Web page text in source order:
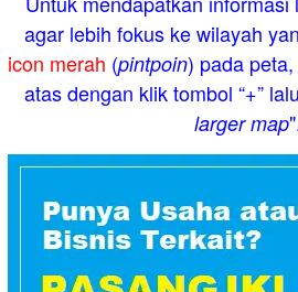
agar lebih fokus ke wilayah
icon merah (pintpoin) pada
atas dengan klik tombol “+”
larger map